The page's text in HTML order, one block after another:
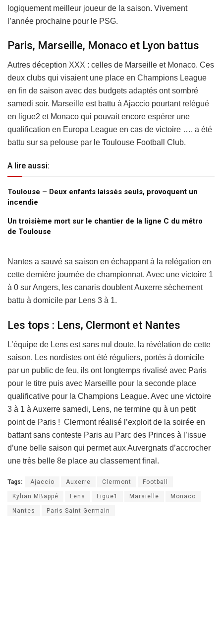
logiquement meilleur joueur de la saison. Vivement
l’année prochaine pour le PSG.
Paris, Marseille, Monaco et Lyon battus
Autres déception XXX : celles de Marseille et Monaco. Ces
deux clubs qui visaient une place en Champions League
en fin de saison avec des budgets adaptés ont sombré
samedi soir. Marseille est battu à Ajaccio pourtant relégué
en ligue2 et Monaco qui pouvait encore espérer une
qualification en Europa League en cas de victoire …. a été
battu sur sa pelouse par le Toulouse Football Club.
A lire aussi:
Toulouse – Deux enfants laissés seuls, provoquent un
incendie
Un troisième mort sur le chantier de la ligne C du métro
de Toulouse
Nantes a sauvé sa saison en échappant à la relégation en
cette dernière journée de championnat. Avec une victoire 1
à 0 sur Angers, les canaris doublent Auxerre sèchement
battu à domicile par Lens 3 à 1.
Les tops : Lens, Clermont et Nantes
L’équipe de Lens est sans nul doute, la révélation de cette
saison. Les nordistes ont été réguliers, portés à domicile
par un public de feu, ils ont longtemps rivalisé avec Paris
pour le titre puis avec Marseille pour la seconde place
qualificative pour la Champions League. Avec une victoire
3 à 1 à Auxerre samedi, Lens, ne termine qu à un petit
point de Paris ! Clermont réalisé l’exploit de la soirée en
battant sans conteste Paris au Parc des Princes à l’issue
d’une belle saison qui permet aux Auvergnats d’accrocher
une très belle 8e place au classement final.
Tags: Ajaccio Auxerre Clermont Football
Kylian MBappé Lens Ligue1 Marsielle Monaco
Nantes Paris Saint Germain